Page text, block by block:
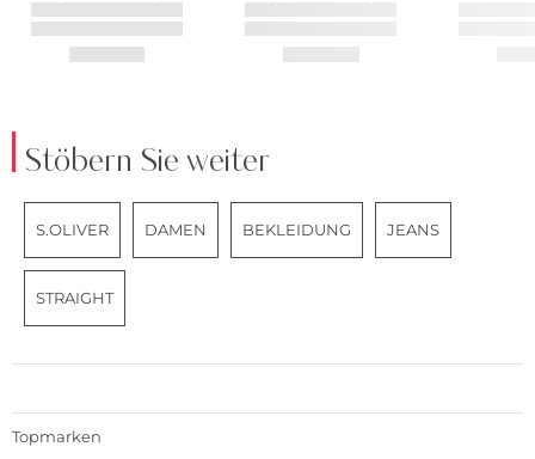
Stöbern Sie weiter
S.OLIVER DAMEN BEKLEIDUNG JEANS
STRAIGHT
Topmarken